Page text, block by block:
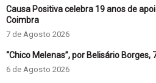
Causa Positiva celebra 19 anos de
Coimbra
7 de Agosto 2026
“Chico Melenas”, por Belisário Borges,
6 de Agosto 2026